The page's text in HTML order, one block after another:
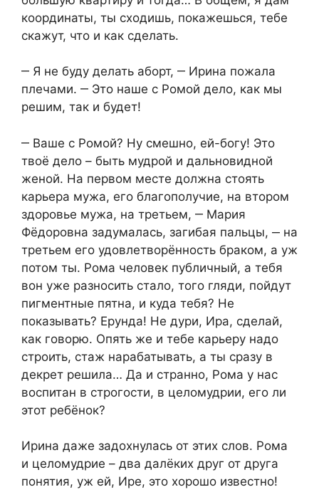
координаты, ты сходишь, покажешься, тебе
скажут, что и как сделать.
‒ Я не буду делать аборт, ‒ Ирина пожала
плечами. ‒ Это наше с Ромой дело, как мы
решим, так и будет!
‒ Ваше с Ромой? Ну смешно, ей-богу! Это
твоё дело – быть мудрой и дальновидной
женой. На первом месте должна стоять
карьера мужа, его благополучие, на втором
здоровье мужа, на третьем, ‒ Мария
Фёдоровна задумалась, загибая пальцы, ‒ на
третьем его удовлетворённость браком, а уж
потом ты. Рома человек публичный, а тебя
вон уже разносить стало, того гляди, пойдут
пигментные пятна, и куда тебя? Не
показывать? Ерунда! Не дури, Ира, сделай,
как говорю. Опять же и тебе карьеру надо
строить, стаж нарабатывать, а ты сразу в
декрет решила… Да и странно, Рома у нас
воспитан в строгости, в целомудрии, его ли
этот ребёнок?
Ирина даже задохнулась от этих слов. Рома
и целомудрие – два далёких друг от друга
понятия, уж ей, Ире, это хорошо известно!